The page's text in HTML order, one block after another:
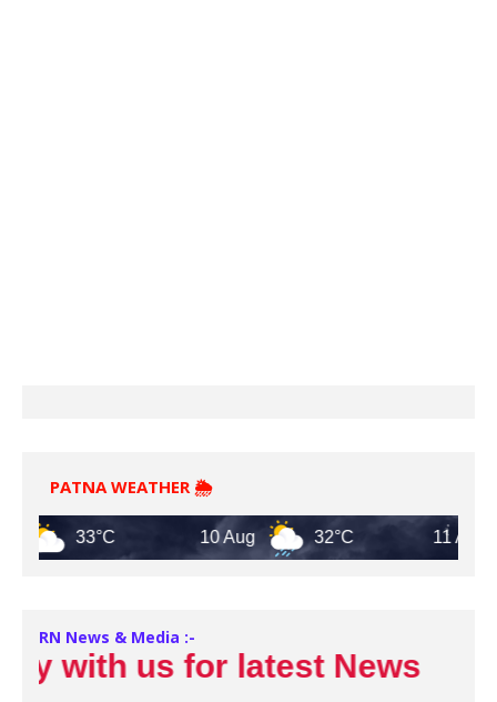
PATNA WEATHER 🌦️
33°C 10 Aug 32°C 11 Aug
RN News & Media :-
with us for latest News